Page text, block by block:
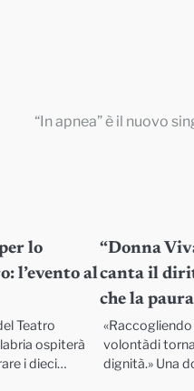
“In apnea” è il nuovo
lo
l’evento al
Teatro
ospiterà
i dieci…
“Donna
canta il
che la
volontàdi
dignità.» Una